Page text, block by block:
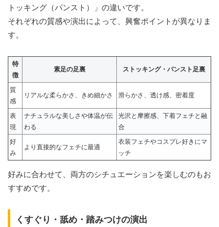
トッキング（パンスト）」の違いです。
それぞれの質感や演出によって、興奮ポイントが異なりま
す。
特
徴
素足の足裏 ストッキング・パンスト足裏
質
感
リアルな柔らかさ、きめ細かさ 滑らかさ、透け感、密着度
表
現
ナチュラルな美しさや体温が伝
わる
光沢と摩擦感、下着フェチと融
合
好
み
より直接的なフェチに最適
衣装フェチやコスプレ好きにマ
ッチ
好みに合わせて、両方のシチュエーションを楽しむのもお
すすめです。
くすぐり・舐め・踏みつけの演出